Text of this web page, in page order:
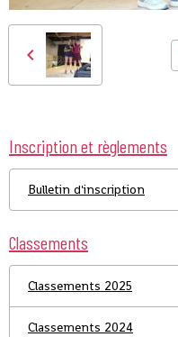
Inscription et règlements
Bulletin d'inscription
Classements
Classements 2025
Classements 2024